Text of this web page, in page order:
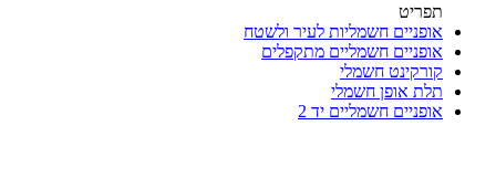
תפריט
אופניים חשמליות לעיר ולשטח
אופניים חשמליים מתקפלים
קורקינט חשמלי
תלת אופן חשמלי
אופניים חשמליים יד 2